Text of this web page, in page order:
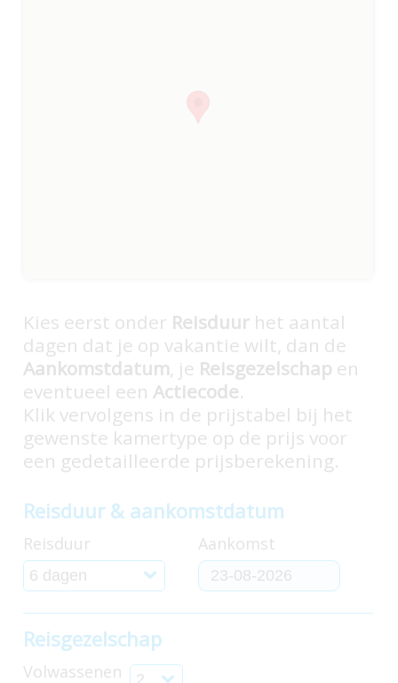
Kies eerst onder Reisduur het aantal
dagen dat je op vakantie wilt, dan de
Aankomstdatum, je Reisgezelschap en
eventueel een Actiecode.
Klik vervolgens in de prijstabel bij het
gewenste kamertype op de prijs voor
een gedetailleerde prijsberekening.
Reisduur & aankomstdatum
Reisduur Aankomst
Reisgezelschap
Volwassenen